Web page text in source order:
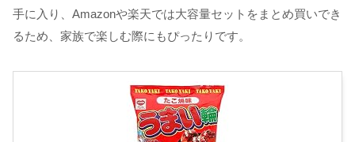
手に入り、Amazonや楽天では大容量セットをまとめ買いでき
るため、家族で楽しむ際にもぴったりです。